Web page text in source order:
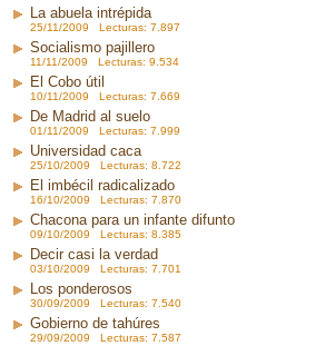
La abuela intrépida
25/11/2009 Lecturas: 7.897
Socialismo pajillero
11/11/2009 Lecturas: 9.534
El Cobo útil
10/11/2009 Lecturas: 7.669
De Madrid al suelo
01/11/2009 Lecturas: 7.999
Universidad caca
25/10/2009 Lecturas: 8.722
El imbécil radicalizado
16/10/2009 Lecturas: 7.870
Chacona para un infante difunto
09/10/2009 Lecturas: 8.385
Decir casi la verdad
03/10/2009 Lecturas: 7.701
Los ponderosos
30/09/2009 Lecturas: 7.540
Gobierno de tahúres
29/09/2009 Lecturas: 7.587